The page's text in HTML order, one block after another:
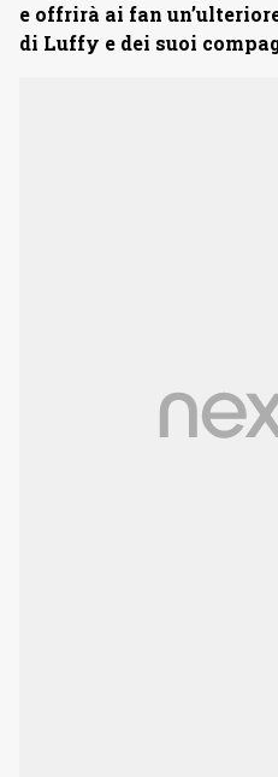
e offrirà ai fan
di Luffy e dei suoi